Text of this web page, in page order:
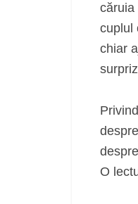
căruia
cuplul
chiar
O